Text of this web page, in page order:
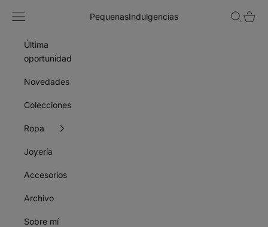
PequenasIndulgencias
Navigation menu Search
Cart
Última
oportunidad
Novedades
Colecciones
Ropa
Joyería
Accesorios
Archivo
Sobre mí